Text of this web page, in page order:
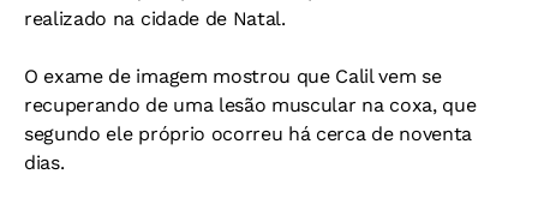
realizado na cidade de Natal.
O exame de imagem mostrou que Calil vem se
recuperando de uma lesão muscular na coxa, que
segundo ele próprio ocorreu há cerca de noventa
dias.